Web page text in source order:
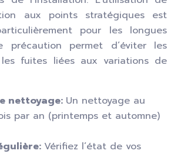
aux points stratégiques est
pour les longues
précaution permet d’éviter les
fuites liées aux variations de
nettoyage: Un nettoyage au
par an (printemps et automne)
Vérifiez l’état de vos